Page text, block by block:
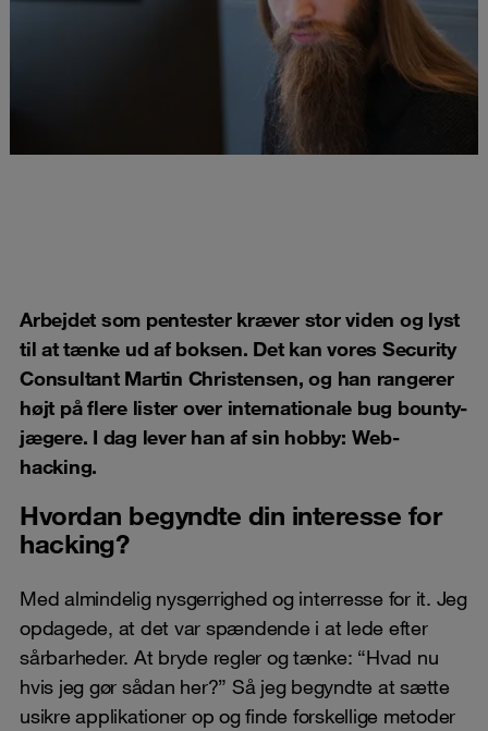
Arbejdet som pentester kræver stor viden og lyst
til at tænke ud af boksen. Det kan vores Security
Consultant Martin Christensen, og han rangerer
højt på flere lister over internationale bug bounty-
jægere. I dag lever han af sin hobby: Web-
hacking.
Hvordan begyndte din interesse for
hacking?
Med almindelig nysgerrighed og interresse for it. Jeg
opdagede, at det var spændende i at lede efter
sårbarheder. At bryde regler og tænke: “Hvad nu
hvis jeg gør sådan her?” Så jeg begyndte at sætte
usikre applikationer op og finde forskellige metoder